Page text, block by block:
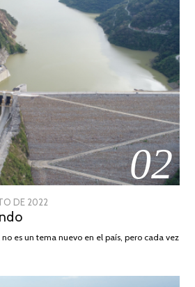
02
DE 2022
DE
es un tema nuevo en el país, pero cada vez